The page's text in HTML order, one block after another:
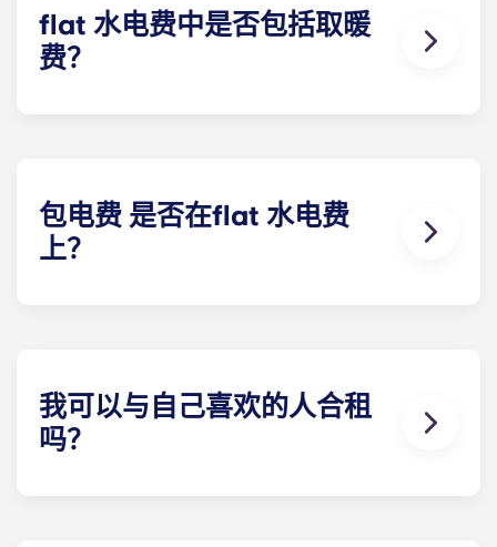
flat 水电费中是否包括取暖
费？
外。
包电费 是否在flat 水电费
上？
您提供必要信息。
我可以与自己喜欢的人合租
吗？